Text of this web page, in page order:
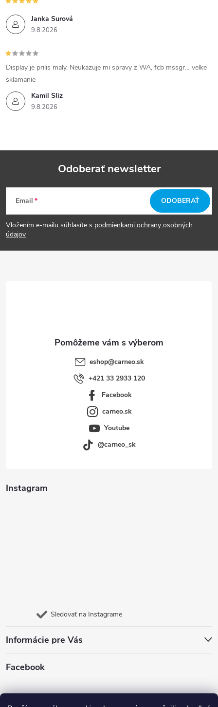
Janka Surová
9.8.2026
Kamil Sliz
9.8.2026
Display je prilis maly. Neukazuje mi spravy z WA, fcb mssgr… velke
sklamanie
Z
á
p
Odoberať newsletter
Email
Vložením e-mailu súhlasíte s podmienkami ochrany osobných
údajov
ODOBERAŤ
Instagram
Sledovať na Instagrame
Informácie pre Vás
eshop@carneo.sk
+421 33 2933 120
Facebook
carneo.sk
Youtube
@carneo_sk
Facebook